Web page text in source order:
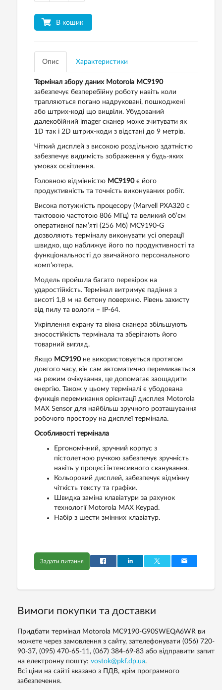
В кошик
Опис Характеристики
Термінал збору даних Motorola MC9190
забезпечує безперебійну роботу навіть коли
трапляються погано надруковані, пошкоджені
або штрих-коді що вицвіли. Убудований
далекобійний imager сканер може зчитувати як
1D так і 2D штрих-коди з відстані до 9 метрів.
Чіткий дисплей з високою роздільною здатністю
забезпечує видимість зображення у будь-яких
умовах освітлення.
Головною відмінністю MC9190є його
продуктивність та точність виконуваних робіт.
Висока потужність процесору (Marvell PXA320 с
тактовою частотою 806 МГц) та великий об’єм
оперативної пам’яті (256 Мб) MC9190-G
дозволяють терміналу виконувати усі операції
швидко, що наближує його по продуктивності та
функціональності до звичайного персонального
комп’ютера.
Модель пройшла багато перевірок на
ударостійкість. Термінал витримує падіння з
висоті 1,8 м на бетону поверхню. Рівень захисту
від пилу та вологи – IP-64.
Укріплення екрану та вікна сканера збільшують
зносостійкість термінала та зберігають його
товарний вигляд.
Якщо MC9190не використовується протягом
довгого часу, він сам автоматично перемикається
на режим очікування, це допомагає заощадити
енергію. Також у цьому терміналі є убодована
функція перемикання орієнтації дисплея Motorola
MAX Sensor для найбільш зручного розташування
робочого простору на дисплеї термінала.
Особливості термінала
Ергономічний, зручний корпус з
пістолетною ручкою забезпечує зручність
навіть у процесі інтенсивного сканування.
Кольоровий дисплей, забезпечує відмінну
чіткість тексту та графіки.
Швидка заміна клавіатури за рахунок
технології Motorola MAX Keypad.
Набір з шести змінних клавіатур.
Задати питання
Вимоги покупки та доставки
Придбати термінал Motorola MC9190-G90SWEQA6WR ви
можете через замовлення з сайту, зателефонувати (056) 720-
90-37, (095) 470-65-11, (067) 384-69-83 або відправити запит
на електронну пошту: vostok@pkf.dp.ua.
Всі ціни на сайті вказано з ПДВ, крім програмного
забезпечення.